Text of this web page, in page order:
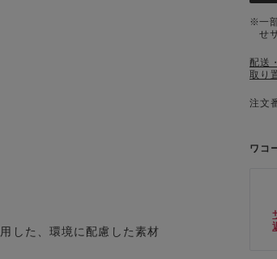
一
せ
配送
取り
注文
ワコ
した、環境に配慮した素材